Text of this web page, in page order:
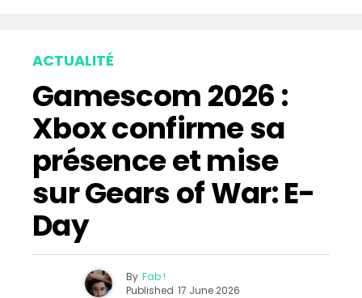
ACTUALITÉ
Gamescom 2026 :
Xbox confirme sa
présence et mise
sur Gears of War: E-
Day
By Fab !
Published 17 June 2026